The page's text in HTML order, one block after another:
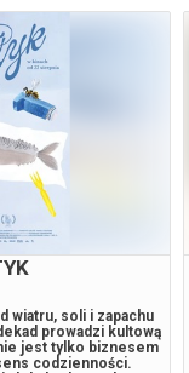
wiatru, soli i zapachu
prowadzi kultową
jest tylko biznesem
codzienności.